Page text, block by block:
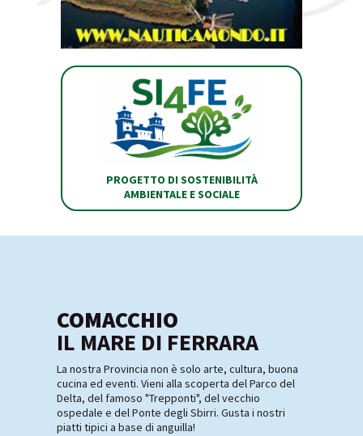
PROGETTO DI SOSTENIBILITÀ
AMBIENTALE E SOCIALE
COMACCHIO
IL MARE DI FERRARA
La nostra Provincia non è solo arte, cultura, buona
cucina ed eventi. Vieni alla scoperta del Parco del
Delta, del famoso "Trepponti", del vecchio
ospedale e del Ponte degli Sbirri. Gusta i nostri
piatti tipici a base di anguilla!